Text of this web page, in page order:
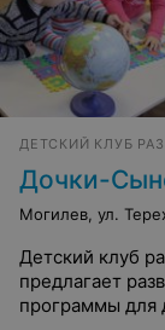
ДЕТСКИЙ КЛУБ
Дочки-
Могилев, ул.
Детский клуб
предлагает
программы для